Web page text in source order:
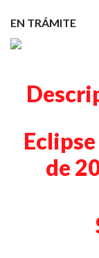
EN TRÁMITE
de